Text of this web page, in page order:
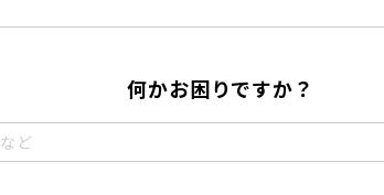
何かお困りですか？